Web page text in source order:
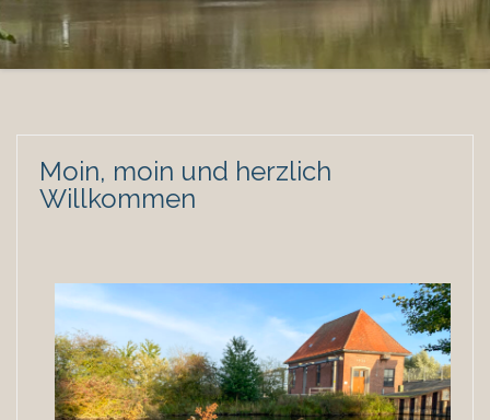
Moin, moin und herzlich
Willkommen